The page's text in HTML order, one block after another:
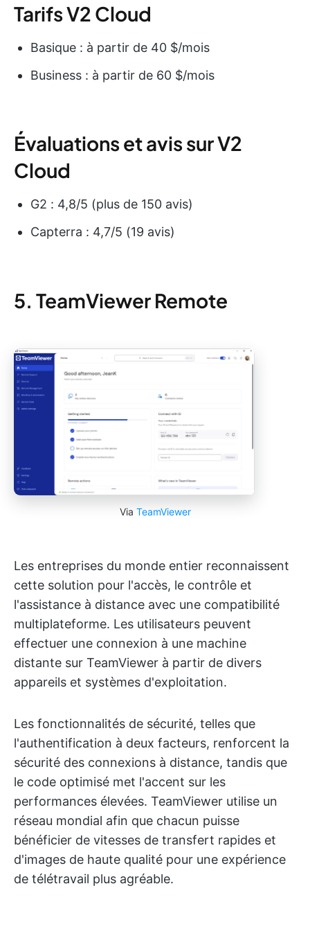
Tarifs V2 Cloud
Basique : à partir de 40 $/mois
Business : à partir de 60 $/mois
Évaluations et avis sur V2
Cloud
G2 : 4,8/5 (plus de 150 avis)
Capterra : 4,7/5 (19 avis)
5. TeamViewer Remote
Via TeamViewer
Les entreprises du monde entier reconnaissent
cette solution pour l'accès, le contrôle et
l'assistance à distance avec une compatibilité
multiplateforme. Les utilisateurs peuvent
effectuer une connexion à une machine
distante sur TeamViewer à partir de divers
appareils et systèmes d'exploitation.
Les fonctionnalités de sécurité, telles que
l'authentification à deux facteurs, renforcent la
sécurité des connexions à distance, tandis que
le code optimisé met l'accent sur les
performances élevées. TeamViewer utilise un
réseau mondial afin que chacun puisse
bénéficier de vitesses de transfert rapides et
d'images de haute qualité pour une expérience
de télétravail plus agréable.